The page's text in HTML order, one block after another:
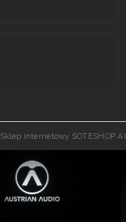
Sklep internetowy SOTESHOP AI